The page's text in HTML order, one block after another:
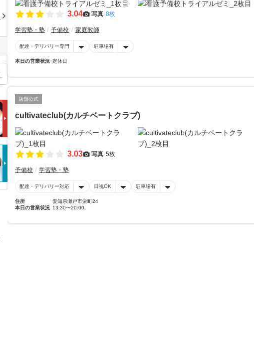
3.04 写真 8枚
学習塾・塾 予備校 家庭教師
配達・デリバリー専門 駐車場有
本日の営業状況 定休日
店舗公式
cultivateclub(カルチベートクラブ)
3.03 写真 5枚
予備校 学習塾・塾
配達・デリバリー対応 日祝OK 駐車場有
住所
愛知県瀬戸市栄町24
本日の営業状況 13:30〜20:00